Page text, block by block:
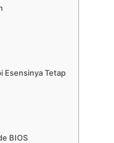
Esensinya Tetap
BIOS